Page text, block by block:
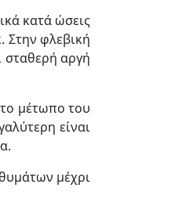
κατά ώσεις
Στην φλεβική
σταθερή αργή
μέτωπο του
είναι
μέχρι